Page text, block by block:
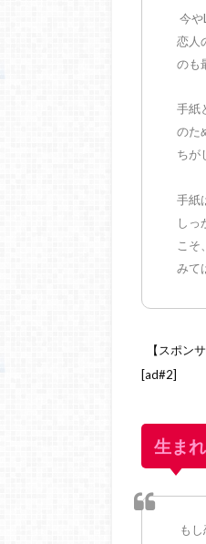
今や
恋人
のも
手紙
のた
ちが
手紙
しっ
こそ
みて
【スポン
[ad#2]
生ま
も